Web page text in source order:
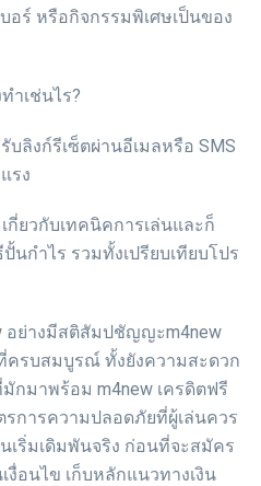
อร์ หรือกิจกรรมพิเศษเป็นของ
ำเช่นไร?
บลิงก์รีเซ็ตผ่านอีเมลหรือ SMS
รง
กี่ยวกับเทคนิคการเล่นและก็
นกำไร รวมทั้งเปรียบเทียบโปร
อย่างมีสติสัมปชัญญะm4new
ครบสมบูรณ์ ทั้งยังความสะดวก
กมาพร้อม m4new เครดิตฟรี
การความปลอดภัยที่ผู้เล่นควร
เริ่มเดิมพันจริง ก่อนที่จะสมัคร
อนไข เก็บหลักแนวทางเงิน